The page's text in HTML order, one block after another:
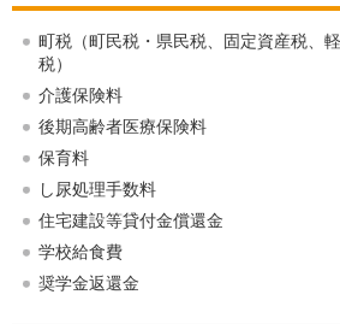
町税（町民税・県民税、固定資産税、
税）
介護保険料
後期高齢者医療保険料
保育料
し尿処理手数料
住宅建設等貸付金償還金
学校給食費
奨学金返還金